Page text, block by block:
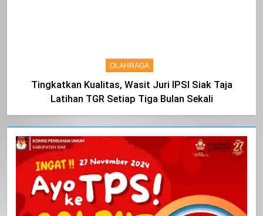
OLAHRAGA
Tingkatkan Kualitas, Wasit Juri IPSI Siak Taja
Latihan TGR Setiap Tiga Bulan Sekali